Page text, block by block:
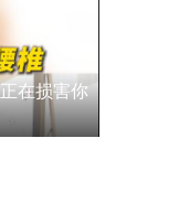
在损害你